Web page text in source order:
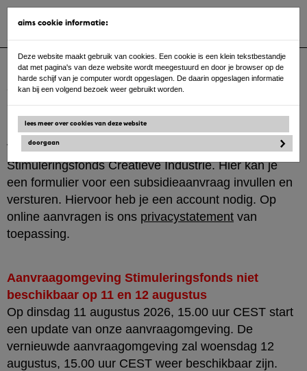
inhoudaanmelden / login
Welkom bij online aanvragen van het
Stimuleringsfonds Creatieve Industrie. Hier kan je
een formulier voor een subsidieaanvraag invullen en
versturen. Hiervoor heb je een account nodig. Op
online aanvragen is ons privacystatement van
toepassing.
Aanvraagomgeving Stimuleringsfonds niet
beschikbaar op 11 en 12 augustus
Op dinsdag 11 augustus 2026, 15.00 uur CEST start
een update van onze aanvraagomgeving. De
vernieuwde aanvraagomgeving zal woensdag 12
augustus, 15.00 uur CEST weer beschikbaar zijn.
aims cookie informatie:
Deze website maakt gebruik van cookies. Een cookie is een klein tekstbestandje
dat met pagina's van deze website wordt meegestuurd en door je browser op de
harde schijf van je computer wordt opgeslagen. De daarin opgeslagen informatie
kan bij een volgend bezoek weer gebruikt worden.
lees meer over cookies van deze website
doorgaan